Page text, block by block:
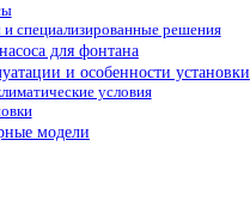
специализированные решения
для фонтана
и особенности установки
условия
модели